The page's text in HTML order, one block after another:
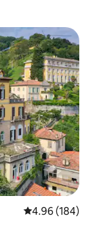
Calificación
4.96 (184)